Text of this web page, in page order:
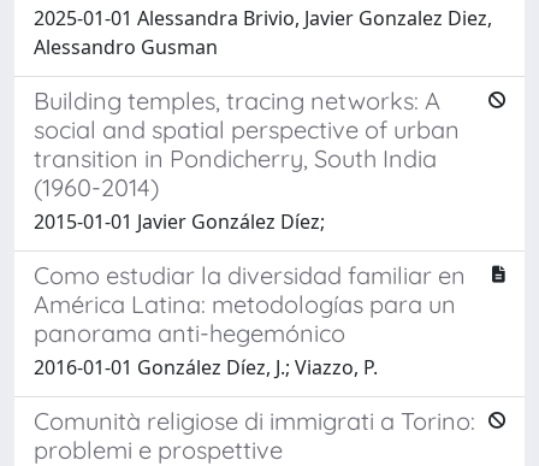
2025-01-01 Alessandra Brivio, Javier Gonzalez Diez,
Alessandro Gusman
Building temples, tracing networks: A
social and spatial perspective of urban
transition in Pondicherry, South India
(1960-2014)
2015-01-01 Javier González Díez;
Como estudiar la diversidad familiar en
América Latina: metodologías para un
panorama anti-hegemónico
2016-01-01 González Díez, J.; Viazzo, P.
Comunità religiose di immigrati a Torino:
problemi e prospettive